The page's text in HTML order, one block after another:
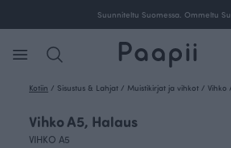
Suunniteltu Suomessa. Ommeltu
Kotiin / Sisustus & Lahjat / Muistikirjat ja vihkot / Vihko
Vihko A5, Halaus
VIHKO A5